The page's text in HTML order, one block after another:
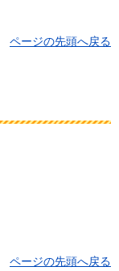
ページの先頭へ戻る
ページの先頭へ戻る